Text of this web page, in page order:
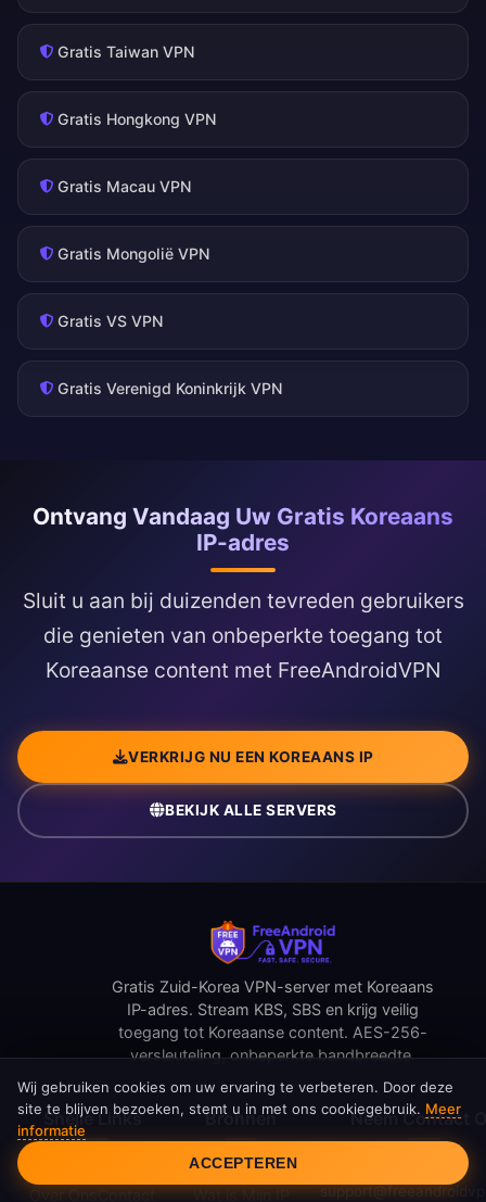
Gratis Taiwan VPN
Gratis Hongkong VPN
Gratis Macau VPN
Gratis Mongolië VPN
Gratis VS VPN
Gratis Verenigd Koninkrijk VPN
Ontvang Vandaag Uw Gratis Koreaans
IP-adres
Sluit u aan bij duizenden tevreden gebruikers
die genieten van onbeperkte toegang tot
Koreaanse content met FreeAndroidVPN
VERKRIJG NU EEN KOREAANS IP
BEKIJK ALLE SERVERS
Snelle Links
Over OnsContact
Bronnen
Beoordelingen
Wat is Mijn IP
Gratis Zuid-Korea VPN-server met Koreaans
IP-adres. Stream KBS, SBS en krijg veilig
toegang tot Koreaanse content. AES-256-
versleuteling, onbeperkte bandbreedte.
Neem Contact
Cookietoestemming
Wij gebruiken cookies om uw ervaring te verbeteren. Door deze
site te blijven bezoeken, stemt u in met ons cookiegebruik. Meer
informatie
ACCEPTEREN